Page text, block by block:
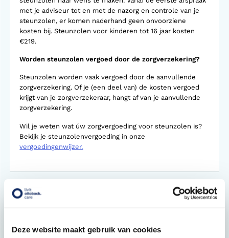
Deze website maakt gebruik van cookies
met je adviseur tot en met de nazorg en controle van je
steunzolen, er komen naderhand geen onvoorziene
kosten bij. Steunzolen voor kinderen tot 16 jaar kosten
€219.
Worden steunzolen vergoed door de zorgverzekering?
Steunzolen worden vaak vergoed door de aanvullende
zorgverzekering. Of je (een deel van) de kosten vergoed
krijgt van je zorgverzekeraar, hangt af van je aanvullende
zorgverzekering.
Wil je weten wat úw zorgvergoeding voor steunzolen is?
Bekijk je steunzolenvergoeding in onze
vergoedingenwijzer.
Gerelateerde vragen
Helpen steunzolen ook bij rugklachten?
Moet je steunzolen de hele dag dragen?